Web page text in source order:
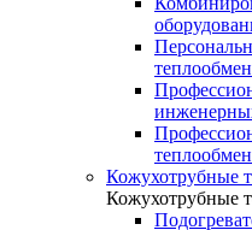
Кожухотрубные
Кожухотрубные